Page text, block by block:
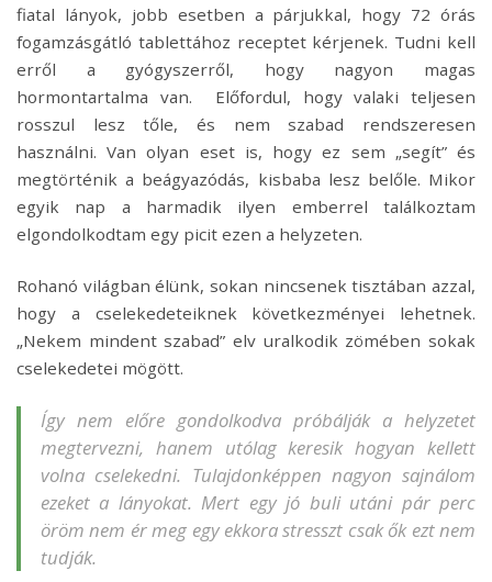
fiatal lányok, jobb esetben a párjukkal, hogy 72 órás
fogamzásgátló tablettához receptet kérjenek. Tudni kell
erről a gyógyszerről, hogy nagyon magas
hormontartalma van. Előfordul, hogy valaki teljesen
rosszul lesz tőle, és nem szabad rendszeresen
használni. Van olyan eset is, hogy ez sem „segít” és
megtörténik a beágyazódás, kisbaba lesz belőle. Mikor
egyik nap a harmadik ilyen emberrel találkoztam
elgondolkodtam egy picit ezen a helyzeten.
Rohanó világban élünk, sokan nincsenek tisztában azzal,
hogy a cselekedeteiknek következményei lehetnek.
„Nekem mindent szabad” elv uralkodik zömében sokak
cselekedetei mögött.
Így nem előre gondolkodva próbálják a helyzetet
megtervezni, hanem utólag keresik hogyan kellett
volna cselekedni. Tulajdonképpen nagyon sajnálom
ezeket a lányokat. Mert egy jó buli utáni pár perc
öröm nem ér meg egy ekkora stresszt csak ők ezt nem
tudják.